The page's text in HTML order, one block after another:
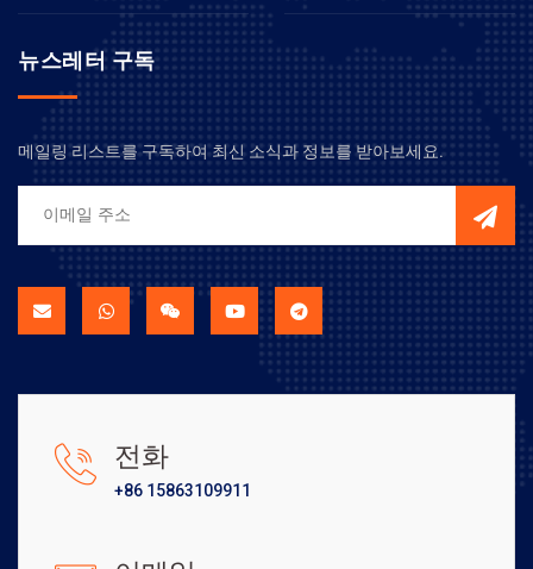
뉴스레터 구독
메일링 리스트를 구독하여 최신 소식과 정보를 받아보세요.
전화
+86 15863109911